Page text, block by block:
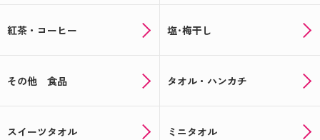
紅茶・コーヒー 塩･梅干し
その他 食品 タオル・ハンカチ
スイーツタオル ミニタオル